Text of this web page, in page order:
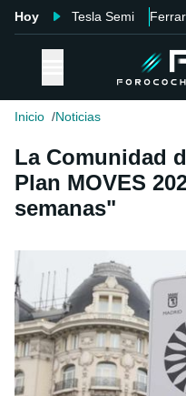
Hoy Tesla Semi
Inicio Noticias
La Comunidad
Plan MOVES
semanas"